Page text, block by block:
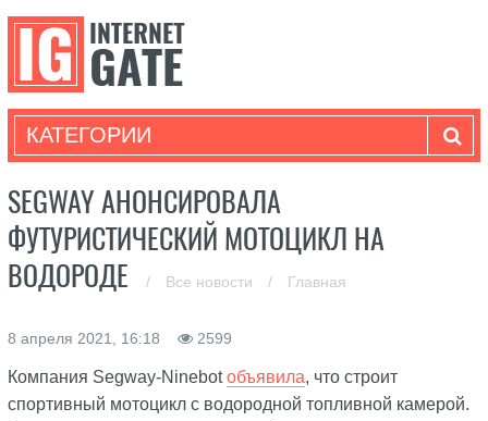
КАТЕГОРИИ
SEGWAY АНОНСИРОВАЛА
ФУТУРИСТИЧЕСКИЙ МОТОЦИКЛ НА
ВОДОРОДЕ
/ Все новости / Главная
8 апреля 2021, 16:18 2599
Компания Segway-Ninebotобъявила, что строит
спортивный мотоцикл с водородной топливной камерой.